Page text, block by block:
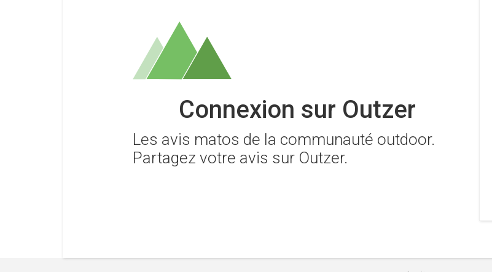
Connexion sur Outzer
Les avis matos de la communauté outdoor.
Partagez votre avis sur Outzer.